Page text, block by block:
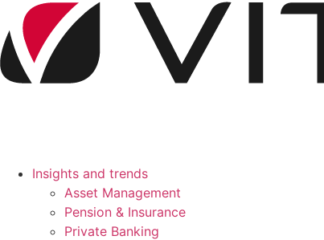
Skip
to
content
Insights and trends
Asset Management
Pension & Insurance
Private Banking